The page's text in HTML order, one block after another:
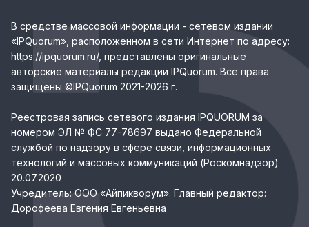
В средстве массовой информации - сетевом издании
«IPQuorum», расположенном в сети Интернет по адресу:
https://ipquorum.ru/, представлены оригинальные
авторские материалы редакции IPQuorum. Все права
защищены ©IPQuorum 2021-2026 г.
Реестровая запись сетевого издания IPQUORUM за
номером ЭЛ № ФС 77-78697 выдано Федеральной
службой по надзору в сфере связи, информационных
технологий и массовых коммуникаций (Роскомнадзор)
20.07.2020
Учредитель: ООО «Айпикворум». Главный редактор:
Дорофеева Евгения Евгеньевна